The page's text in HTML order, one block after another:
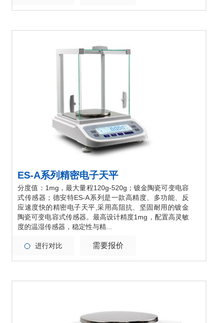
ES-A系列精密电子天平
分度值：1mg，最大量程120g-520g；镀金陶瓷可变电容
式传感器；德安特ES-A系列是一款高精度、多功能、反
应速度快的精密电子天平,采用高阻抗、坚固耐用的镀金
陶瓷可变电容式传感器。最高设计精度1mg，配置高灵敏
度的温湿传感器，稳定性与精...
进行对比 需要报价